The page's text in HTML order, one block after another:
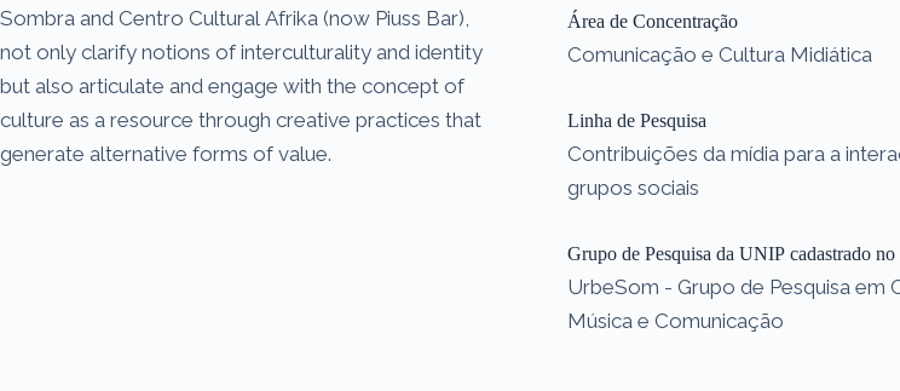
Sombra and Centro Cultural Afrika (now Piuss Bar),
not only clarify notions of interculturality and identity
but also articulate and engage with the concept of
culture as a resource through creative practices that
generate alternative forms of value.
Área de Concentração
Comunicação e Cultura Midiática
Linha de Pesquisa
Contribuições da mídia para a
grupos sociais
Grupo de Pesquisa da UNIP cadastrado
UrbeSom - Grupo de Pesquisa em
Música e Comunicação